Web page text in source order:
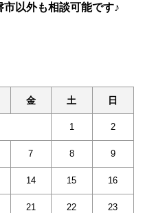
市以外も相談可能です♪
金 土 日
1 2
7 8 9
14 15 16
21 22 23